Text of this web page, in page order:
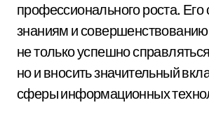
профессионального роста. Его
знаниям и
не только успешно
но и вносить значительный
сферы информационных